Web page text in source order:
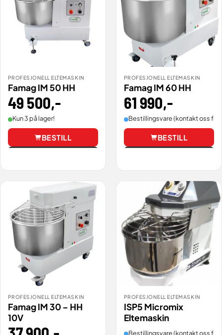
PROFESJONELL ELTEMASKIN
Famag IM 50 HH
49 500,-
Kun 3 på lager!
BESTILL
PROFESJONELL ELTEMASKIN
Famag IM 60 HH
61 990,-
Bestillingsvare (kontakt oss for
BESTILL
PROFESJONELL ELTEMASKIN
Famag IM 30 – HH
10V
PROFESJONELL ELTEMASKIN
ISP5 Micromix
Eltemaskin
Bestillingsvare (kontakt oss for